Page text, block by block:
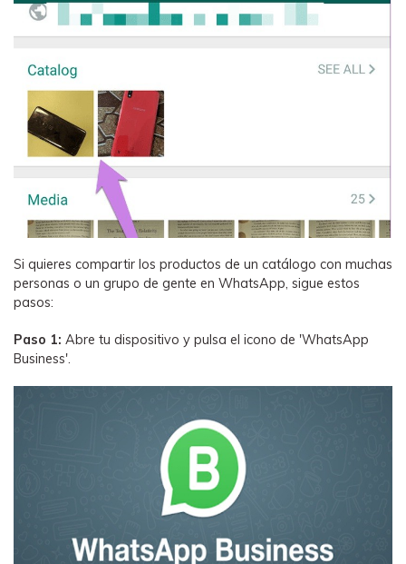
Si quieres compartir los productos de un catálogo con muchas
personas o un grupo de gente en WhatsApp, sigue estos
pasos:
Paso 1: Abre tu dispositivo y pulsa el icono de 'WhatsApp
Business'.